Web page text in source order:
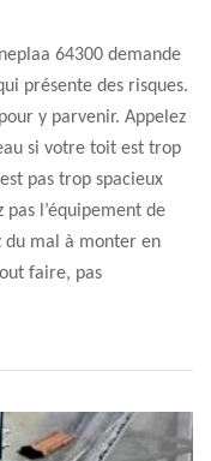
64300 demande
présente des risques.
y parvenir. Appelez
si votre toit est trop
pas trop spacieux
pas l’équipement de
du mal à monter en
faire, pas